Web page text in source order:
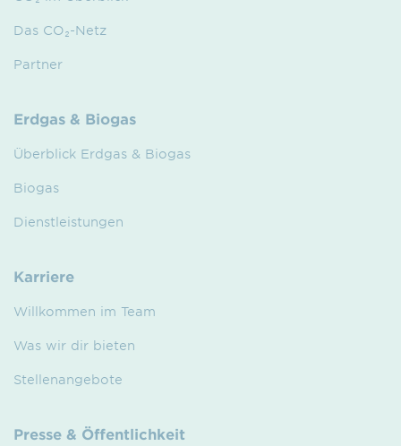
Das CO₂-Netz
Partner
Erdgas & Biogas
Überblick Erdgas & Biogas
Biogas
Dienstleistungen
Karriere
Willkommen im Team
Was wir dir bieten
Stellenangebote
Presse & Öffentlichkeit